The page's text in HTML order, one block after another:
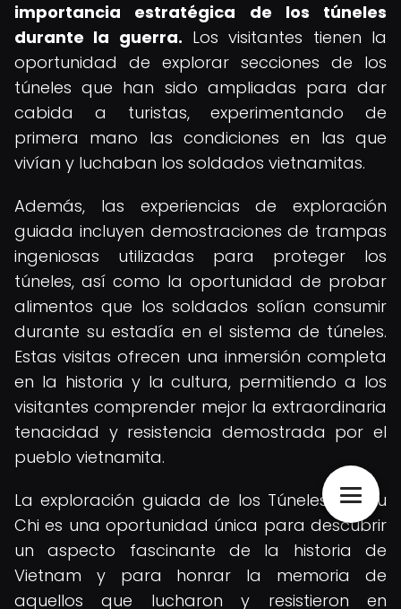
importancia estratégica de los túneles
durante la guerra. Los visitantes tienen la
oportunidad de explorar secciones de los
túneles que han sido ampliadas para dar
cabida a turistas, experimentando de
primera mano las condiciones en las que
vivían y luchaban los soldados vietnamitas.
Además, las experiencias de exploración
guiada incluyen demostraciones de trampas
ingeniosas utilizadas para proteger los
túneles, así como la oportunidad de probar
alimentos que los soldados solían consumir
durante su estadía en el sistema de túneles.
Estas visitas ofrecen una inmersión completa
en la historia y la cultura, permitiendo a los
visitantes comprender mejor la extraordinaria
tenacidad y resistencia demostrada por el
pueblo vietnamita.
La exploración guiada de los Túneles de Cu
Chi es una oportunidad única para descubrir
un aspecto fascinante de la historia de
Vietnam y para honrar la memoria de
aquellos que lucharon y resistieron en